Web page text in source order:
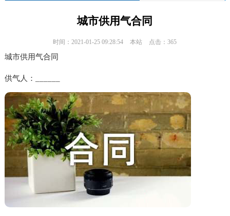
城市供用气合同
时间：2021-01-25 09:28:54 本站 点击：365
城市供用气合同
供气人：______